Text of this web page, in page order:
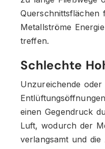
Querschnittsflächen
Metallströme
treffen.
Schlechte
Unzureichende
einen Gegendruck
Luft, wodurch der
verlangsamt und